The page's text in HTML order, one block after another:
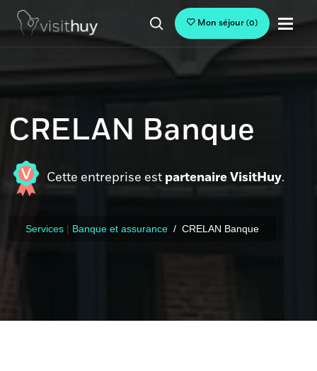
Mon séjour(0)
CRELAN Banque
Cette entreprise est partenaire VisitHuy.
Services | Banque et assurance CRELAN Banque